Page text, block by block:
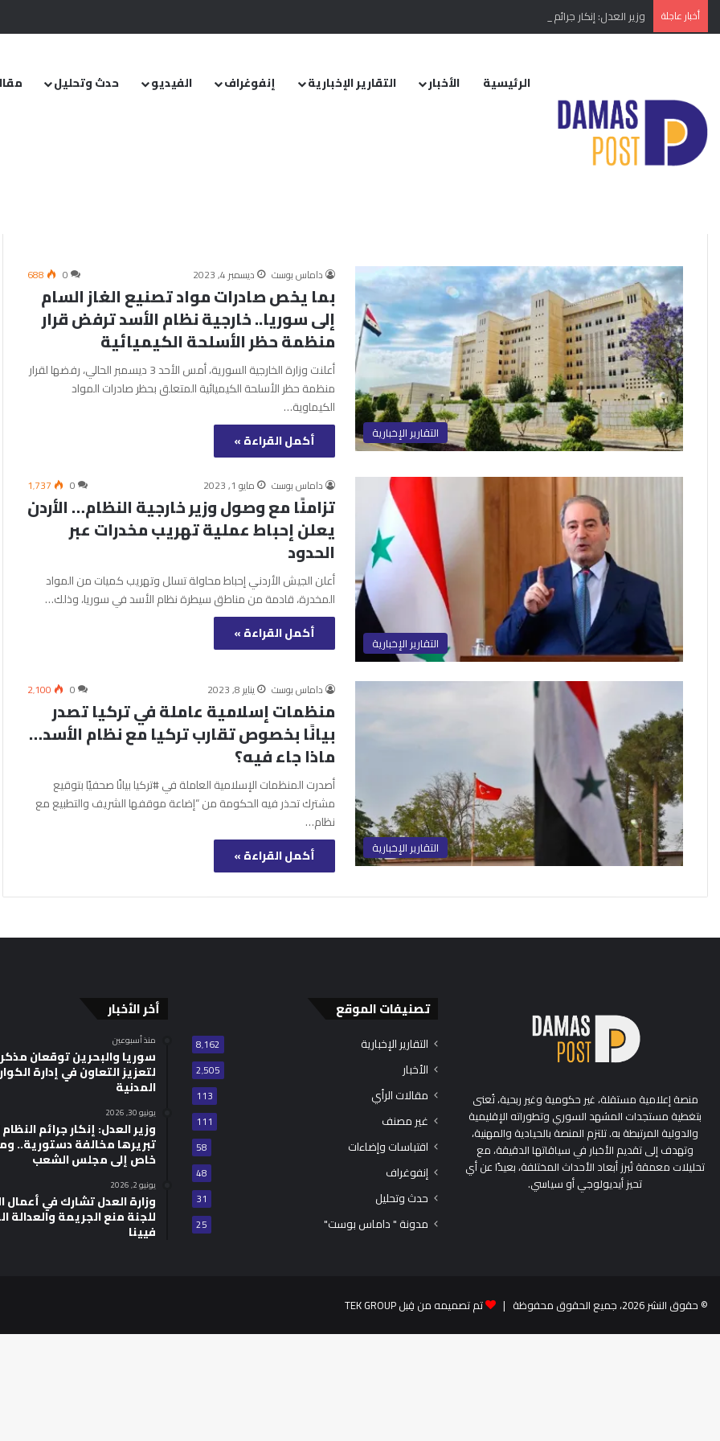
أخبار عاجلة وزير العدل: إنكار جرائم النظام البائد أو تبريرها مخالفة دستورية.. ومشروع قانون خاص إلى مجلس الشعب
الرئيسية الأخبار التقارير الإخبارية إنفوغراف الفيديو حدث وتحليل
الرئيسية/الخارجية السورية
الخارجية السورية
التقارير الإخبارية
داماس بوست ديسمبر 4, 2023 0
688
بما يخص صادرات مواد تصنيع الغاز السام
إلى سوريا.. خارجية نظام الأسد ترفض قرار
منظمة حظر الأسلحة الكيميائية
أعلنت وزارة الخارجية السورية، أمس الأحد 3 ديسمبر الحالي، رفضها لقرار
منظمة حظر الأسلحة الكيميائية المتعلق بحظر صادرات المواد
الكيماوية…
أكمل القراءة »
التقارير الإخبارية
داماس بوست مايو 1, 2023 0 1٬737
تزامنًا مع وصول وزير خارجية النظام… الأردن
يعلن إحباط عملية تهريب مخدرات عبر
الحدود
أعلن الجيش الأردني إحباط محاولة تسلل وتهريب كميات من المواد
المخدرة، قادمة من مناطق سيطرة نظام الأسد في سوريا، وذلك…
أكمل القراءة »
التقارير الإخبارية
داماس بوست يناير 8, 2023 0 2٬100
منظمات إسلامية عاملة في تركيا تصدر
بيانًا بخصوص تقارب تركيا مع نظام الأسد…
ماذا جاء فيه؟
أصدرت المنظمات الإسلامية العاملة في #تركيا بيانًا صحفيًا بتوقيع
مشترك تحذر فيه الحكومة من “إضاعة موقفها الشريف والتطبيع مع
نظام…
أكمل القراءة »
منصة إعلامية مستقلة، غير حكومية وغير ربحية، تُعنى
بتغطية مستجدات المشهد السوري وتطوراته الإقليمية
والدولية المرتبطة به. تلتزم المنصة بالحيادية والمهنية،
وتهدف إلى تقديم الأخبار في سياقاتها الدقيقة، مع
تحليلات معمقة تُبرز أبعاد الأحداث المختلفة، بعيدًا عن أي
تحيز أيديولوجي أو سياسي.
تصنيفات الموقع
التقارير الإخبارية 8٬162
الأخبار 2٬505
مقالات الرأي 113
غير مصنف 111
اقتباسات وإضاءات 58
إنفوغراف 48
حدث وتحليل 31
مدونة " داماس بوست" 25
أخر الأخبار
منذ أسبوعين
سوريا والبحرين توقعان
لتعزيز التعاون في إدارة
المدنية
يونيو 30, 2026
وزير العدل: إنكار جرائم النظام
تبريرها مخالفة دستورية..
خاص إلى مجلس الشعب
يونيو 2, 2026
للجنة منع الجريمة والعدالة
فيينا
© حقوق النشر 2026، جميع الحقوق محفوظة | تم تصميمه من قِبل TEK GROUP